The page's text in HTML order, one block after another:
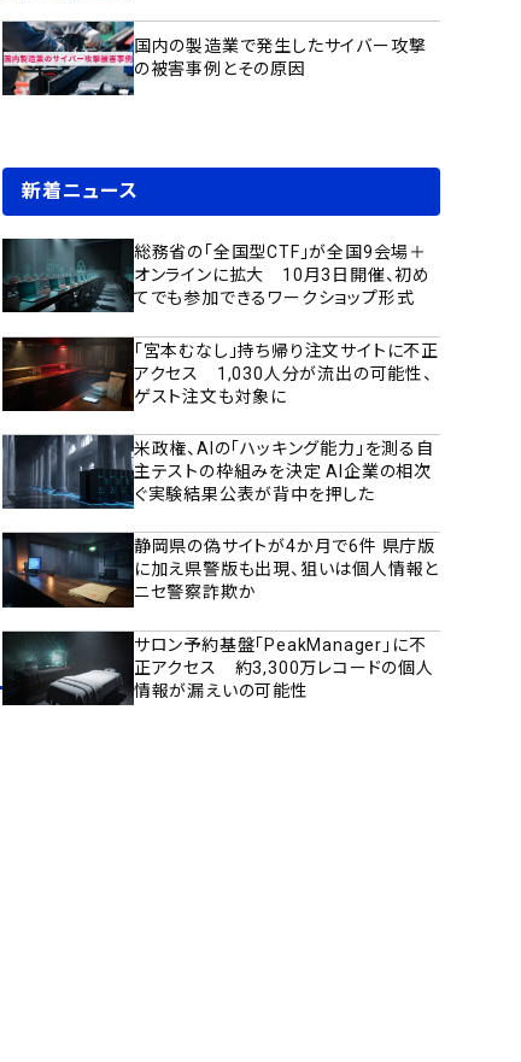
国内の製造業で発生したサイバー攻撃
の被害事例とその原因
新着ニュース
総務省の「全国型CTF」が全国9会場＋
オンラインに拡大 10月3日開催、初め
てでも参加できるワークショップ形式
「宮本むなし」持ち帰り注文サイトに不正
アクセス 1,030人分が流出の可能性、
ゲスト注文も対象に
米政権、AIの「ハッキング能力」を測る自
主テストの枠組みを決定 AI企業の相次
ぐ実験結果公表が背中を押した
静岡県の偽サイトが4か月で6件 県庁版
に加え県警版も出現、狙いは個人情報と
ニセ警察詐欺か
サロン予約基盤「PeakManager」に不
正アクセス 約3,300万レコードの個人
情報が漏えいの可能性